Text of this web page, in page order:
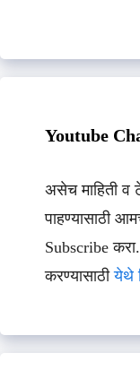
Youtube
असेच माहिती व
पाहण्यासाठी
Subscribe
करण्यासाठीयेथे